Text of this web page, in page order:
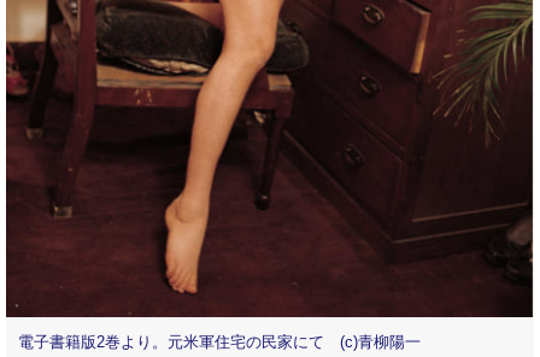
電子書籍版2巻より。元米軍住宅の民家にて (c)青柳陽一